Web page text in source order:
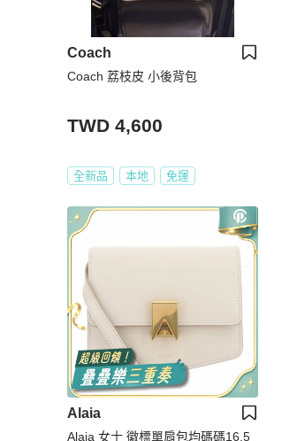
Coach
Coach 荔枝皮 小後背包
TWD 4,600
全新品 本地 免運
Alaia
Alaia 女士 徽標單肩包均碼碼16.5